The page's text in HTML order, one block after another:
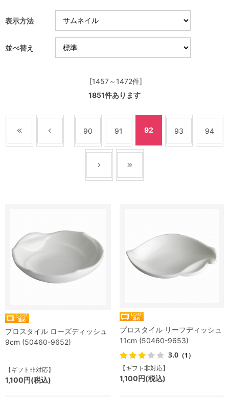
表示方法
並べ替え
[1457～1472件]
1851件あります
90 91 92 93 94
プロスタイル ローズディッシュ
9cm (50460-9652)
【ギフト非対応】
1,100円(税込)
プロスタイル リーフディッシュ
11cm (50460-9653)
3.0 （1）
【ギフト非対応】
1,100円(税込)